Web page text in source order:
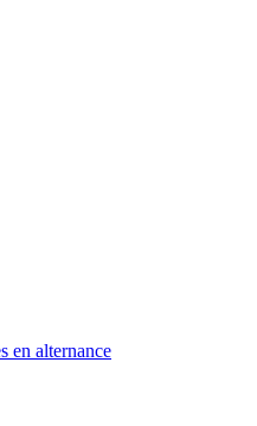
en alternance